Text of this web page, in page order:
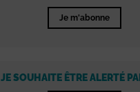
Je m'abonne
JE SOUHAITE ÊTRE ALERTÉ